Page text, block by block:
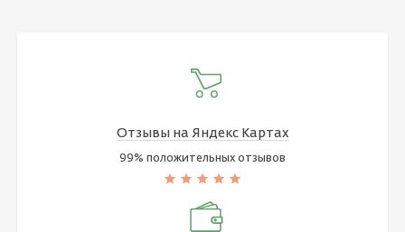
Отзывы на Яндекс Картах
99% положительных отзывов